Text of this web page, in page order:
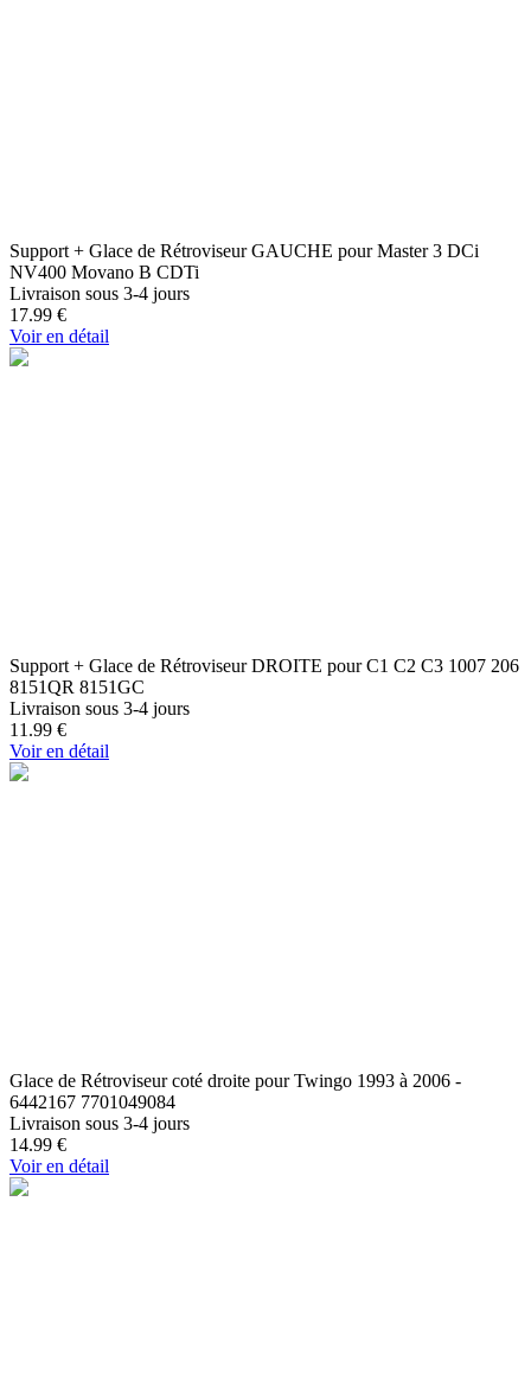
Support + Glace de Rétroviseur GAUCHE pour Master 3 DCi
NV400 Movano B CDTi
Livraison sous 3-4 jours
17.99 €
Voir en détail
Support + Glace de Rétroviseur DROITE pour C1 C2 C3 1007 206
8151QR 8151GC
Livraison sous 3-4 jours
11.99 €
Voir en détail
Glace de Rétroviseur coté droite pour Twingo 1993 à 2006 -
6442167 7701049084
Livraison sous 3-4 jours
14.99 €
Voir en détail